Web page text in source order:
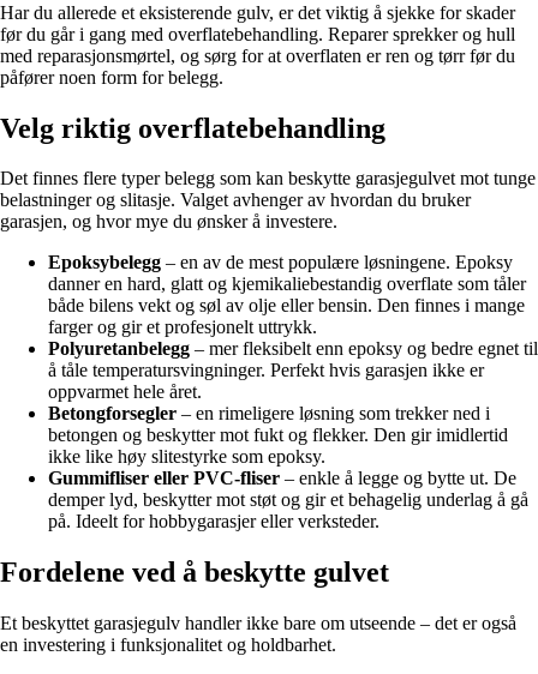
Har du allerede et eksisterende gulv, er det viktig å sjekke for skader
før du går i gang med overflatebehandling. Reparer sprekker og hull
med reparasjonsmørtel, og sørg for at overflaten er ren og tørr før du
påfører noen form for belegg.
Velg riktig overflatebehandling
Det finnes flere typer belegg som kan beskytte garasjegulvet mot tunge
belastninger og slitasje. Valget avhenger av hvordan du bruker
garasjen, og hvor mye du ønsker å investere.
Epoksybelegg – en av de mest populære løsningene. Epoksy
danner en hard, glatt og kjemikaliebestandig overflate som tåler
både bilens vekt og søl av olje eller bensin. Den finnes i mange
farger og gir et profesjonelt uttrykk.
Polyuretanbelegg – mer fleksibelt enn epoksy og bedre egnet til
å tåle temperatursvingninger. Perfekt hvis garasjen ikke er
oppvarmet hele året.
Betongforsegler – en rimeligere løsning som trekker ned i
betongen og beskytter mot fukt og flekker. Den gir imidlertid
ikke like høy slitestyrke som epoksy.
Gummifliser eller PVC-fliser – enkle å legge og bytte ut. De
demper lyd, beskytter mot støt og gir et behagelig underlag å gå
på. Ideelt for hobbygarasjer eller verksteder.
Fordelene ved å beskytte gulvet
Et beskyttet garasjegulv handler ikke bare om utseende – det er også
en investering i funksjonalitet og holdbarhet.